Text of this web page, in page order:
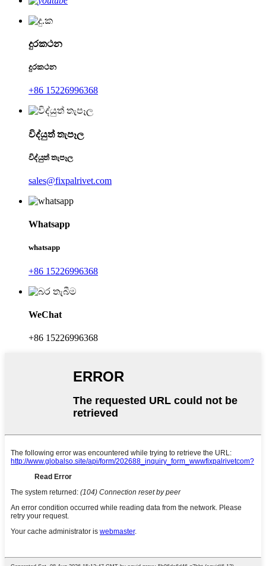
දුරකථන
දුරකථන
+86 15226996368
විද්යුත් තැපෑල
විද්යුත් තැපෑල
sales@fixpalrivet.com
Whatsapp
whatsapp
+86 15226996368
WeChat
+86 15226996368